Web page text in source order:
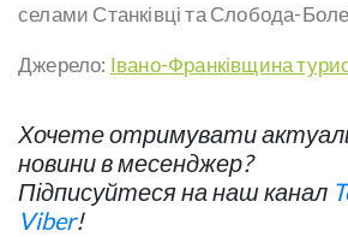
селами Станківці та Слобода-
Джерело: Івано-Франківщина
Хочете отримувати
новини в месенджер?
Підписуйтеся на наш канал
Viber!